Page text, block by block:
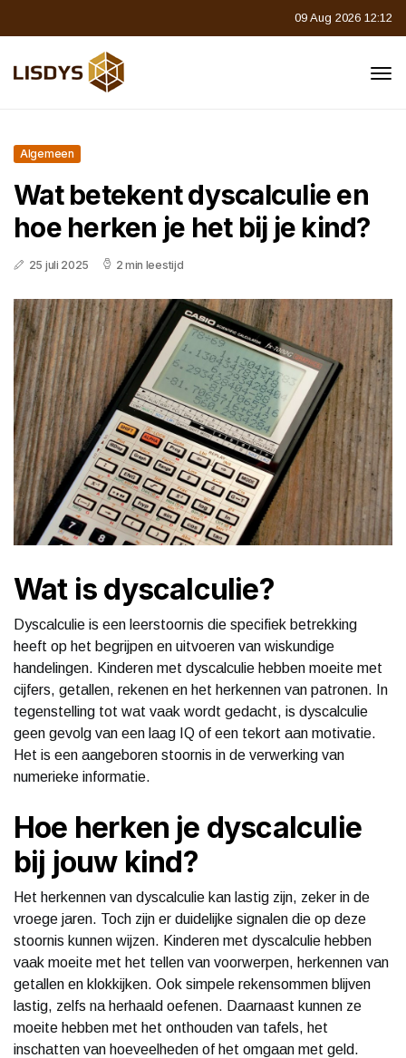
09 Aug 2026 12:12
Algemeen
Wat betekent dyscalculie en
hoe herken je het bij je kind?
25 juli 2025 2 min leestijd
Wat is dyscalculie?
Dyscalculie is een leerstoornis die specifiek betrekking
heeft op het begrijpen en uitvoeren van wiskundige
handelingen. Kinderen met dyscalculie hebben moeite met
cijfers, getallen, rekenen en het herkennen van patronen. In
tegenstelling tot wat vaak wordt gedacht, is dyscalculie
geen gevolg van een laag IQ of een tekort aan motivatie.
Het is een aangeboren stoornis in de verwerking van
numerieke informatie.
Hoe herken je dyscalculie
bij jouw kind?
Het herkennen van dyscalculie kan lastig zijn, zeker in de
vroege jaren. Toch zijn er duidelijke signalen die op deze
stoornis kunnen wijzen. Kinderen met dyscalculie hebben
vaak moeite met het tellen van voorwerpen, herkennen van
getallen en klokkijken. Ook simpele rekensommen blijven
lastig, zelfs na herhaald oefenen. Daarnaast kunnen ze
moeite hebben met het onthouden van tafels, het
inschatten van hoeveelheden of het omgaan met geld.